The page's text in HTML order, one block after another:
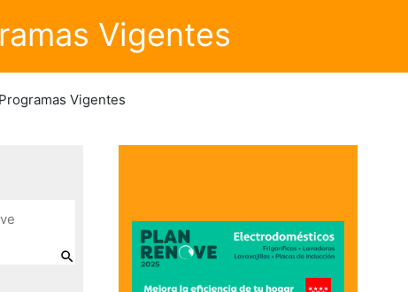
Vigentes
Vigentes